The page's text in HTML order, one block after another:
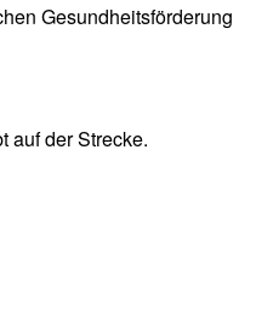
Gesundheitsförderung
auf der Strecke.